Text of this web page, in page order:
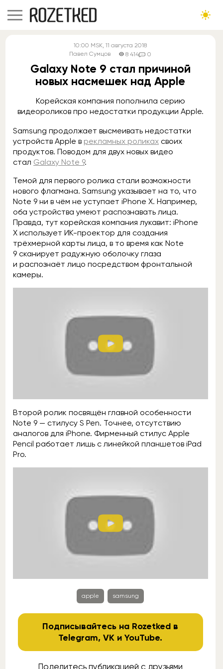
10:00 MSK, 11 августа 2018
Павел Сумцов
8 414 0
Galaxy Note 9 стал причиной
новых насмешек над Apple
Корейская компания пополнила серию
видеороликов про недостатки продукции Apple.
Samsung продолжает высмеивать недостатки
устройств Apple в рекламных роликах своих
продуктов. Поводом для двух новых видео
стал Galaxy Note 9.
Темой для первого ролика стали возможности
нового флагмана. Samsung указывает на то, что
Note 9 ни в чём не уступает iPhone X. Например,
оба устройства умеют распознавать лица.
Правда, тут корейская компания лукавит: iPhone
X использует ИК-проектор для создания
трёхмерной карты лица, в то время как Note
9 сканирует радужную оболочку глаза
и распознаёт лицо посредством фронтальной
камеры.
Второй ролик посвящён главной особенности
Note 9 — стилусу S Pen. Точнее, отсутствию
аналогов для iPhone. Фирменный стилус Apple
Pencil работает лишь с линейкой планшетов iPad
Pro.
apple samsung
Подписывайтесь на Rozetked в
Telegram,VK иYouTube.
Поделитесь публикацией с друзьями